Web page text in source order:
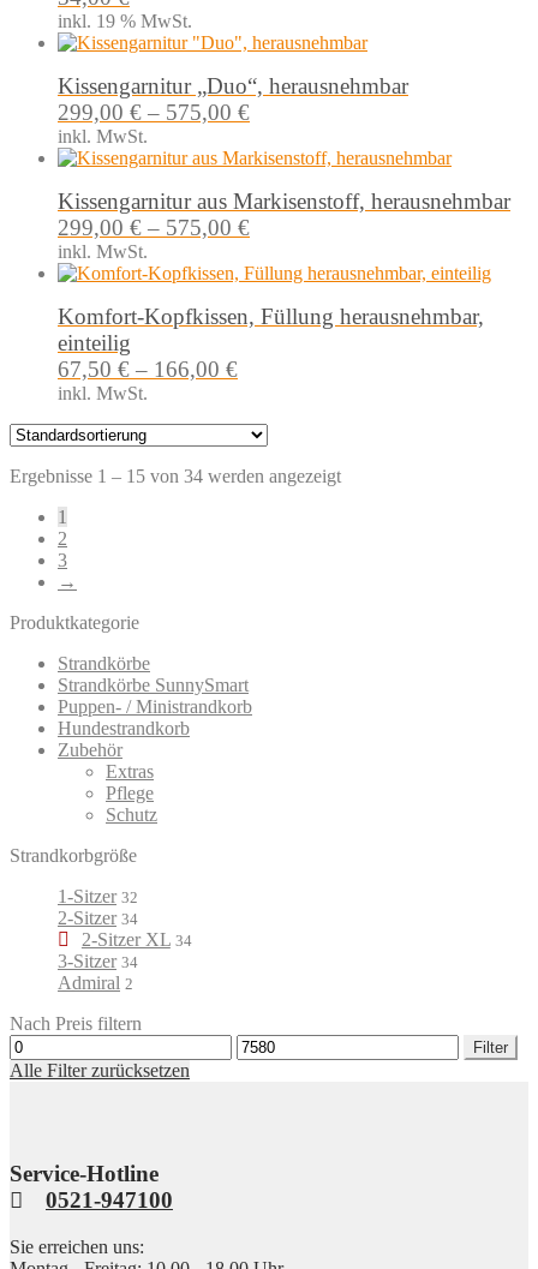
inkl. 19 % MwSt.
Kissengarnitur „Duo“, herausnehmbar
299,00 € – 575,00 €
inkl. MwSt.
Kissengarnitur aus Markisenstoff, herausnehmbar
299,00 € – 575,00 €
inkl. MwSt.
Komfort-Kopfkissen, Füllung herausnehmbar,
einteilig
67,50 € – 166,00 €
inkl. MwSt.
Ergebnisse 1 – 15 von 34 werden angezeigt
1
2
3
→
Produktkategorie
Strandkörbe
Strandkörbe SunnySmart
Puppen- / Ministrandkorb
Hundestrandkorb
Zubehör
Extras
Pflege
Schutz
Strandkorbgröße
1-Sitzer 32
2-Sitzer 34
2-Sitzer XL 34
3-Sitzer 34
Admiral 2
Nach Preis filtern
Min.
Preis
Max.
Preis
Filter
Alle Filter zurücksetzen
Service-Hotline
0521-947100
Sie erreichen uns: